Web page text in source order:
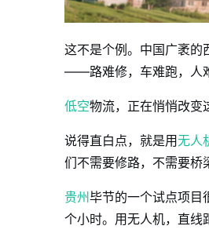
这不是个例。中国广袤的
——路难修，车难跑，人
低空物流，正在悄悄改变
说得直白点，就是用无人
们不需要修路，不需要桥
贵州毕节的一个试点项目
个小时。用无人机，直线